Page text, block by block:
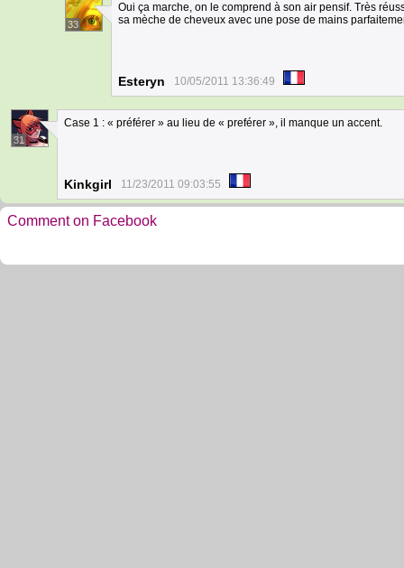
33
Oui ça marche, on le comprend à son air pensif. Très
sa mèche de cheveux avec une pose de mains
Esteryn 10/05/2011 13:36:49
31
Case 1 : « préférer » au lieu de « preférer », il manque un accent.
Kinkgirl 11/23/2011 09:03:55
Comment on Facebook